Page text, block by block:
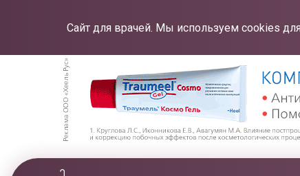
Сайт для врачей. Мы используем cookies